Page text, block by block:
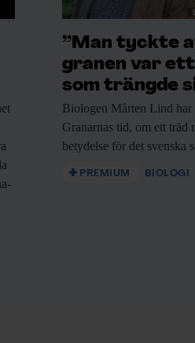
”Man tyckte
granen var
som trängde
Biologen Mårten Lind
Granarnas tid, om ett träd
betydelse för det svenska
PREMIUM BIOLOGI